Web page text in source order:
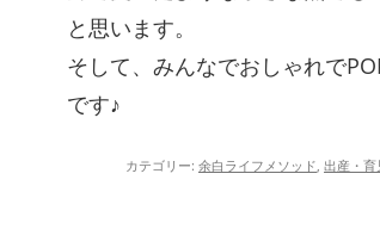
と思います。
そして、みんなでおしゃれで
です♪
カテゴリー: 余白ライフメソッド 出産・育